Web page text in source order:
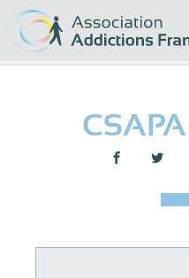
Partager :
Panneau de gestion des cookies